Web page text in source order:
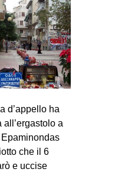
d’appello ha
a
che il 6
e uccise